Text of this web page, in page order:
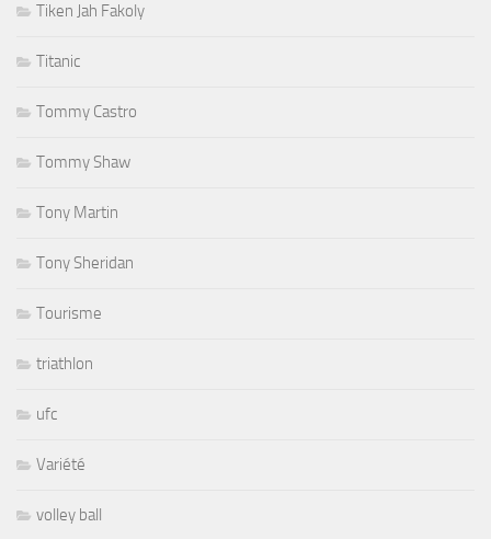
Tiken Jah Fakoly
Titanic
Tommy Castro
Tommy Shaw
Tony Martin
Tony Sheridan
Tourisme
triathlon
ufc
Variété
volley ball